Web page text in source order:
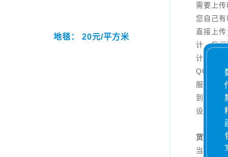
地毯： 20元/平方米
需要上
您自己
直接上
计，我
计，您
QQ：
服说明
到一定
设计。
货期说
当日18